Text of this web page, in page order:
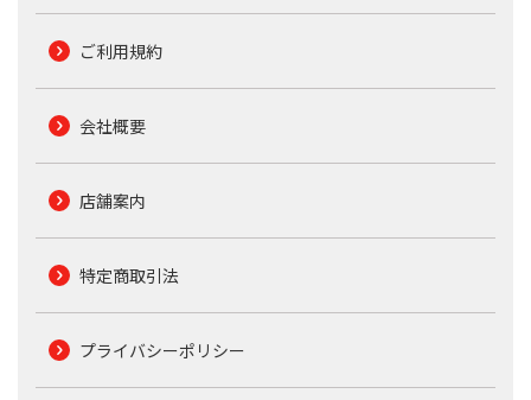
ご利用規約
会社概要
店舗案内
特定商取引法
プライバシーポリシー